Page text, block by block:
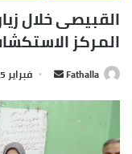
القبيصى خلال
المركز
Fathalla
أرسل
إلكترونيا
فبراير 25, 2021